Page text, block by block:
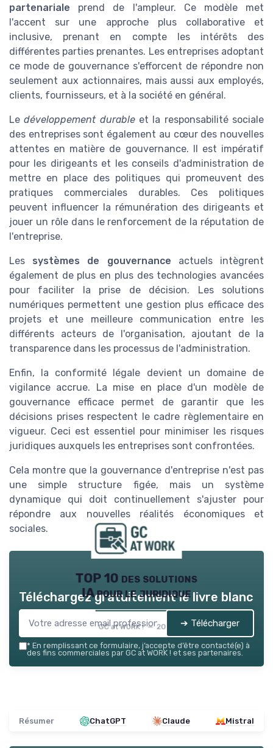
partenariale prend de l'ampleur. Ce modèle met
l'accent sur une approche plus collaborative et
inclusive, prenant en compte les intérêts des
différentes parties prenantes. Les entreprises adoptant
ce mode de gouvernance s'efforcent de répondre non
seulement aux actionnaires, mais aussi aux employés,
clients, fournisseurs, et à la société en général.
Ledéveloppement durableet la responsabilité sociale
des entreprises sont également au cœur des nouvelles
attentes en matière de gouvernance. Il est impératif
pour les dirigeants et les conseils d'administration de
mettre en place des politiques qui promeuvent des
pratiques commerciales durables. Ces politiques
peuvent influencer la rémunération des dirigeants et
jouer un rôle dans le renforcement de la réputation de
l'entreprise.
Les systèmes de gouvernance actuels intègrent
également de plus en plus des technologies avancées
pour faciliter la prise de décision. Les solutions
numériques permettent une gestion plus efficace des
projets et une meilleure communication entre les
différents acteurs de l'organisation, ajoutant de la
transparence dans les processus de l'administration.
Enfin, la conformité légale devient un domaine de
vigilance accrue. La mise en place d'un modèle de
gouvernance efficace permet de garantir que les
décisions prises respectent le cadre règlementaire en
vigueur. Ceci est essentiel pour minimiser les risques
juridiques auxquels les entreprises sont confrontées.
Cela montre que la gouvernance d'entreprise n'est pas
une simple structure figée, mais un système
dynamique qui doit continuellement s'ajuster pour
répondre aux nouvelles réalités économiques et
sociales.
TOP 10 des solutions
IA pour le juridique
GC at WORK ! — 2026
Téléchargez gratuitement le livre blanc
➔ Télécharger
* En remplissant ce formulaire, j’accepte d’être contacté(e) à
des fins commerciales par GC at WORK ! et ses partenaires.
Résumer ChatGPT Claude Mistral